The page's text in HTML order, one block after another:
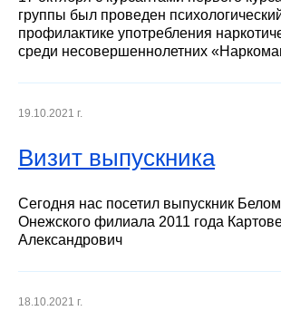
группы был проведен
профилактике употребления
среди несовершеннолетних
19.10.2021 г.
Визит выпускника
Сегодня нас посетил выпускник
Онежского филиала 2011 года
Александрович
18.10.2021 г.